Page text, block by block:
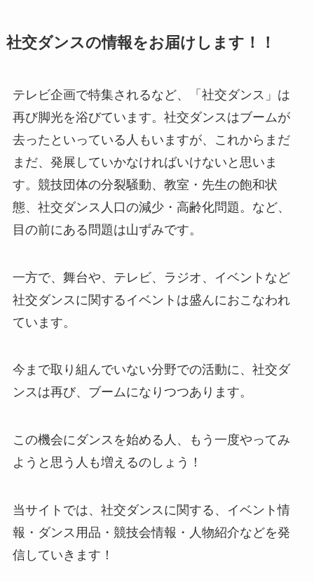
社交ダンスの情報をお届けします！！
テレビ企画で特集されるなど、「社交ダンス」は
再び脚光を浴びています。社交ダンスはブームが
去ったといっている人もいますが、これからまだ
まだ、発展していかなければいけないと思いま
す。競技団体の分裂騒動、教室・先生の飽和状
態、社交ダンス人口の減少・高齢化問題。など、
目の前にある問題は山ずみです。
一方で、舞台や、テレビ、ラジオ、イベントなど
社交ダンスに関するイベントは盛んにおこなわれ
ています。
今まで取り組んでいない分野での活動に、社交ダ
ンスは再び、ブームになりつつあります。
この機会にダンスを始める人、もう一度やってみ
ようと思う人も増えるのしょう！
当サイトでは、社交ダンスに関する、イベント情
報・ダンス用品・競技会情報・人物紹介などを発
信していきます！